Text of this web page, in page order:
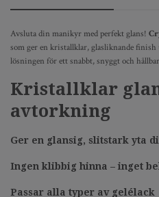
Avsluta din manikyr med perfekt glans!
som ger en kristallklar, glasliknande finish
lösningen för ett snabbt, snyggt och
Kristallklar
avtorkning
Ger en glansig, slitstark yta
Ingen klibbig hinna – inget
Passar alla typer av gelélack